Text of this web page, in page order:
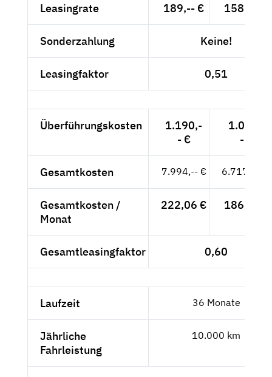
Leasingrate 189,-- € 158,82 €
Sonderzahlung Keine!
Leasingfaktor 0,51
Überführungskosten
1.190,-
- €
1.000,-
- €
Gesamtkosten 7.994,-- € 6.717,65 €
Gesamtkosten /
Monat
222,06 € 186,60 €
Gesamtleasingfaktor 0,60
Laufzeit 36 Monate
Jährliche
Fahrleistung
10.000 km